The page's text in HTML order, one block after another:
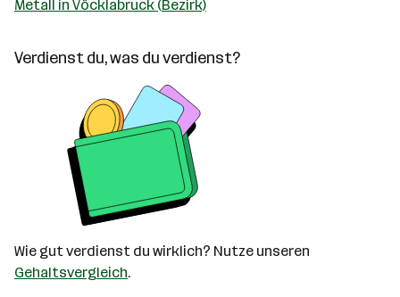
Metall in Vöcklabruck (Bezirk)
Verdienst du, was du verdienst?
Wie gut verdienst du wirklich? Nutze unseren
Gehaltsvergleich.